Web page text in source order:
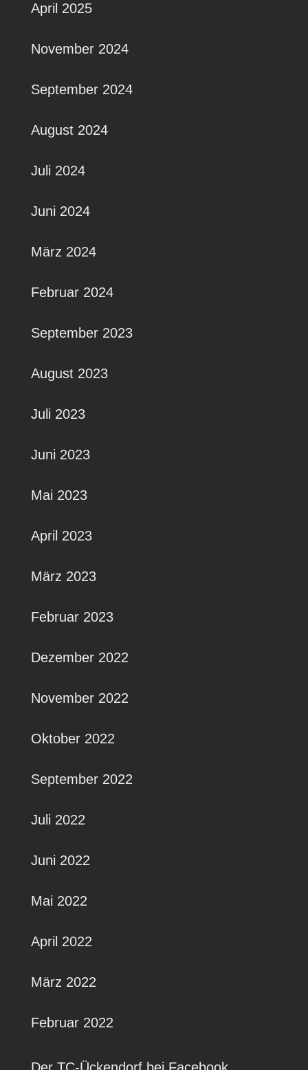
April 2025
November 2024
September 2024
August 2024
Juli 2024
Juni 2024
März 2024
Februar 2024
September 2023
August 2023
Juli 2023
Juni 2023
Mai 2023
April 2023
März 2023
Februar 2023
Dezember 2022
November 2022
Oktober 2022
September 2022
Juli 2022
Juni 2022
Mai 2022
April 2022
März 2022
Februar 2022